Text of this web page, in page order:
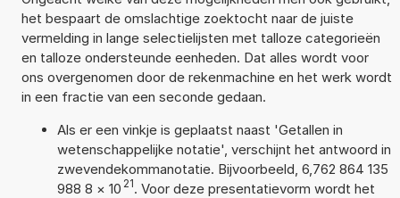
het bespaart de omslachtige zoektocht naar de juiste
vermelding in lange selectielijsten met talloze categorieën
en talloze ondersteunde eenheden. Dat alles wordt voor
ons overgenomen door de rekenmachine en het werk wordt
in een fractie van een seconde gedaan.
Als er een vinkje is geplaatst naast 'Getallen in
wetenschappelijke notatie', verschijnt het antwoord in
zwevendekommanotatie. Bijvoorbeeld, 6,762 864 135
988 8 × 10 21. Voor deze presentatievorm wordt het